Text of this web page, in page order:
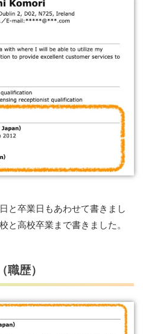
と卒業日もあわせて書きまし
と高校卒業まで書きました。
歴）